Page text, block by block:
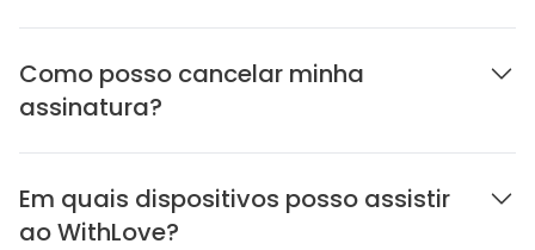
Como posso cancelar minha
assinatura?
Em quais dispositivos posso assistir
ao WithLove?